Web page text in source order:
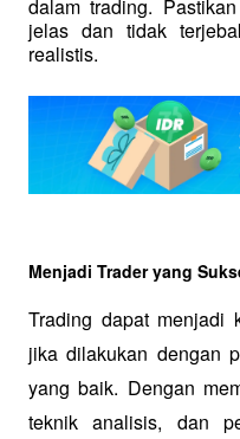
dalam trading.
jelas dan tidak
realistis.
Menjadi Trader yang
Trading dapat menjadi
jika dilakukan dengan
yang baik. Dengan
teknik analisis, dan